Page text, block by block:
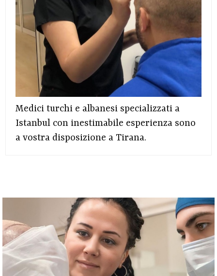
Medici turchi e albanesi specializzati a
Istanbul con inestimabile esperienza sono
a vostra disposizione a Tirana.